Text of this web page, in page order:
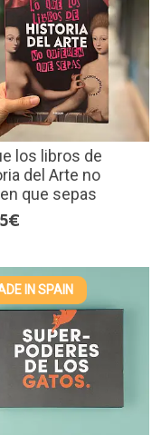
los libros de
del Arte no
que sepas
IN SPAIN